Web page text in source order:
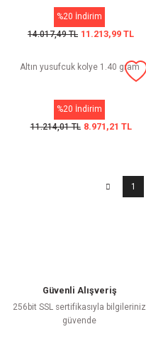
%20 İndirim
14.017,49 TL 11.213,99 TL
Altın yusufcuk kolye 1.40 gram
%20 İndirim
11.214,01 TL 8.971,21 TL
1
Güvenli Alışveriş
256bit SSL sertifikasıyla bilgileriniz
güvende